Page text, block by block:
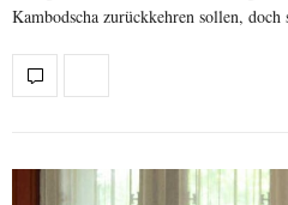
Kambodscha zurückkehren sollen,